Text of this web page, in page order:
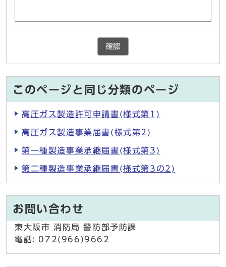
確認
このページと同じ分類のページ
高圧ガス製造許可申請書(様式第1)
高圧ガス製造事業届書(様式第2)
第一種製造事業承継届書(様式第3)
第二種製造事業承継届書(様式第3の2)
お問い合わせ
東大阪市 消防局 警防部予防課
電話: 072(966)9662